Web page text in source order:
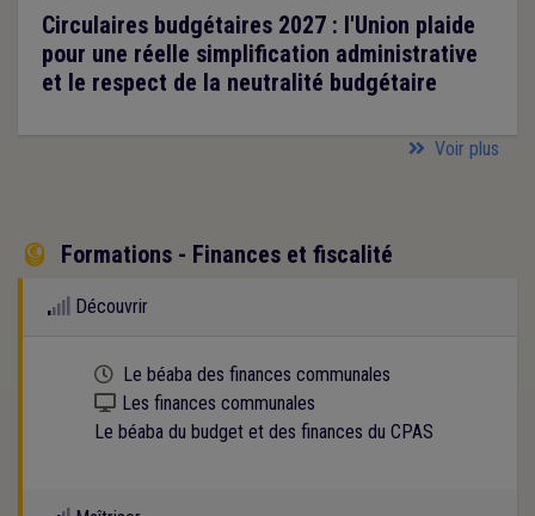
Circulaires budgétaires 2027 : l'Union plaide
pour une réelle simplification administrative
et le respect de la neutralité budgétaire
Voir plus
 Formations - Finances et fiscalité
Découvrir
Cette formation est programmée
Le béaba des finances communales
Kit numérique gratuit
Les finances communales
Le béaba du budget et des finances du CPAS